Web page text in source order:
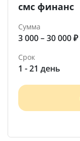
смс финанс
Сумма
3 000 – 30 000 ₽
Срок
1 - 21 день